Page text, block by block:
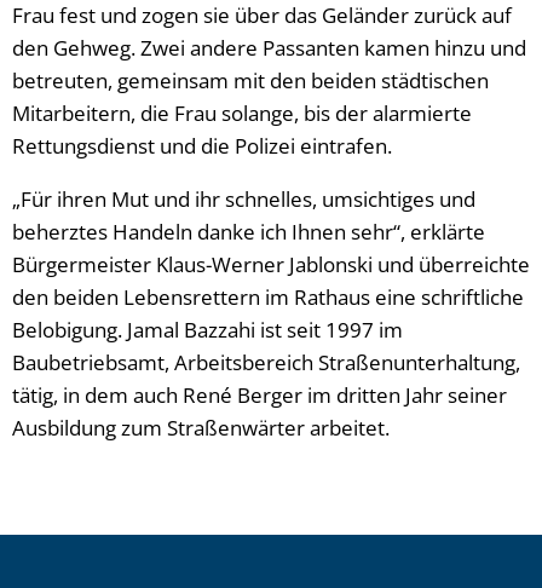
Frau fest und zogen sie über das Geländer zurück auf
den Gehweg. Zwei andere Passanten kamen hinzu und
betreuten, gemeinsam mit den beiden städtischen
Mitarbeitern, die Frau solange, bis der alarmierte
Rettungsdienst und die Polizei eintrafen.
„Für ihren Mut und ihr schnelles, umsichtiges und
beherztes Handeln danke ich Ihnen sehr“, erklärte
Bürgermeister Klaus-Werner Jablonski und überreichte
den beiden Lebensrettern im Rathaus eine schriftliche
Belobigung. Jamal Bazzahi ist seit 1997 im
Baubetriebsamt, Arbeitsbereich Straßenunterhaltung,
tätig, in dem auch René Berger im dritten Jahr seiner
Ausbildung zum Straßenwärter arbeitet.